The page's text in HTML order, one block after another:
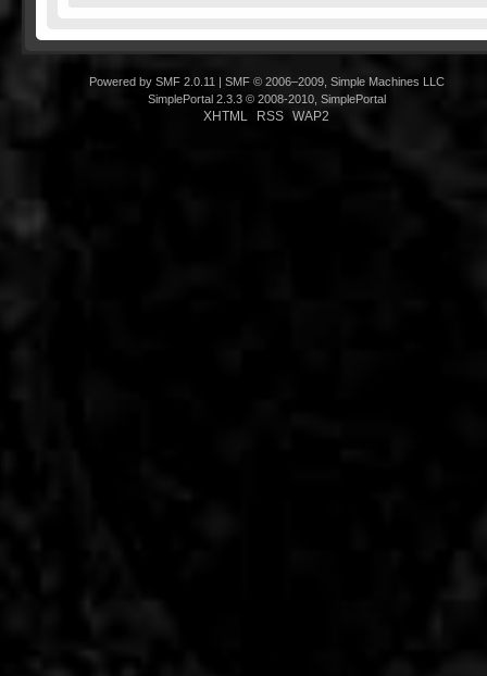
Powered by SMF 2.0.11
SMF © 2006–2009, Simple Machines LLC
SimplePortal 2.3.3 © 2008-2010, SimplePortal
XHTML RSS WAP2